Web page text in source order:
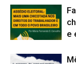
e